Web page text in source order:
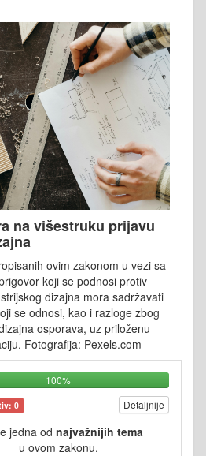
na višestruku prijavu
ovim zakonom u vezi sa
koji se podnosi protiv
dizajna mora sadržavati
se odnosi, kao i razloge zbog
osporava, uz priloženu
Fotografija: Pexels.com
100%
0 Detaljnije
jedna od najvažnijih tema
u ovom zakonu.